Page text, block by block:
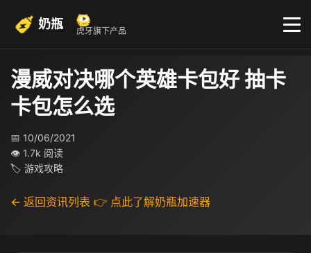
奶瓶 虎牙旗下产品
漫威对决哪个英雄卡包好 抽卡
卡包怎么选
📅 10/06/2021
👁 1.7k 阅读
🏷 游戏攻略
← 返回资讯列表 👉 点此了解奶瓶加速器